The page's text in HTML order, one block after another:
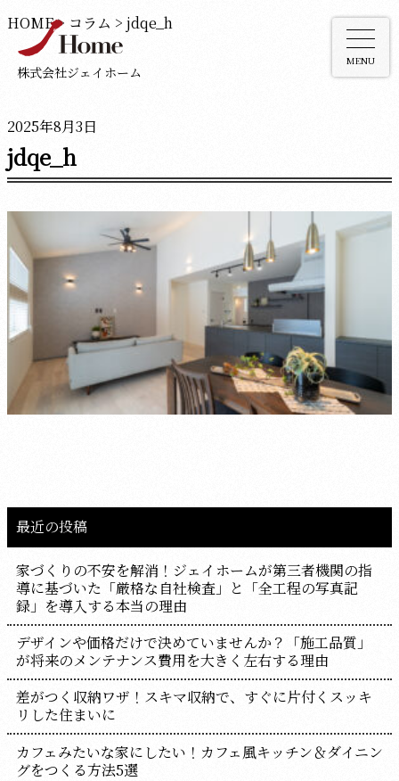
株式会社ジェイホーム
MENU
HOME> コラム > jdqe_h
2025年8月3日
jdqe_h
最近の投稿
家づくりの不安を解消！ジェイホームが第三者機関の指
導に基づいた「厳格な自社検査」と「全工程の写真記
録」を導入する本当の理由
デザインや価格だけで決めていませんか？「施工品質」
が将来のメンテナンス費用を大きく左右する理由
差がつく収納ワザ！スキマ収納で、すぐに片付くスッキ
リした住まいに
カフェみたいな家にしたい！カフェ風キッチン＆ダイニン
グをつくる方法5選